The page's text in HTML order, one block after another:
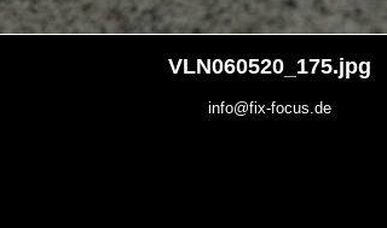
VLN060520_175.jpg
info@fix-focus.de